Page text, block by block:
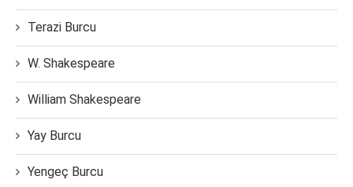
Terazi Burcu
W. Shakespeare
William Shakespeare
Yay Burcu
Yengeç Burcu